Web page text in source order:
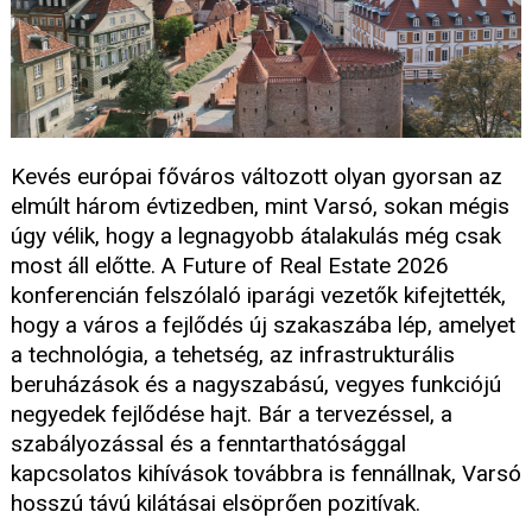
Kevés európai főváros változott olyan gyorsan az
elmúlt három évtizedben, mint Varsó, sokan mégis
úgy vélik, hogy a legnagyobb átalakulás még csak
most áll előtte. A Future of Real Estate 2026
konferencián felszólaló iparági vezetők kifejtették,
hogy a város a fejlődés új szakaszába lép, amelyet
a technológia, a tehetség, az infrastrukturális
beruházások és a nagyszabású, vegyes funkciójú
negyedek fejlődése hajt. Bár a tervezéssel, a
szabályozással és a fenntarthatósággal
kapcsolatos kihívások továbbra is fennállnak, Varsó
hosszú távú kilátásai elsöprően pozitívak.